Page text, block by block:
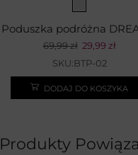
Poduszka podróżna
69,99zł 29,99 zł
SKU:BTP-02
DODAJ DO KOSZYKA
Produkty